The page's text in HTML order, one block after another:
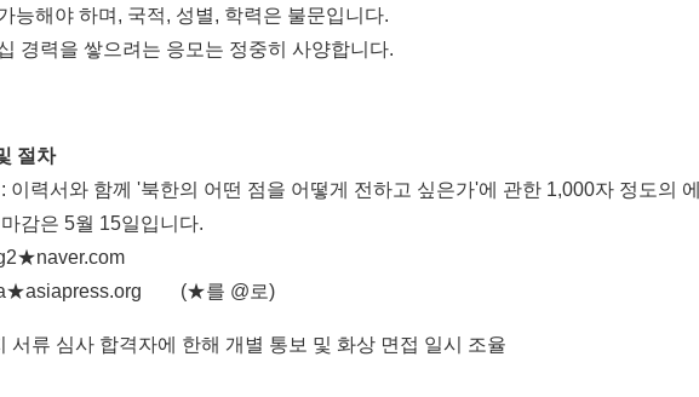
능해야 하며, 국적, 성별, 학력은 불문입니다.
경력을 쌓으려는 응모는 정중히 사양합니다.
절차
력서와 함께 '북한의 어떤 점을 어떻게 전하고 싶은가'에 관한 1,000자 정도의
감은 5월 15일입니다.
(★를 @로)
류 심사 합격자에 한해 개별 통보 및 화상 면접 일시 조율